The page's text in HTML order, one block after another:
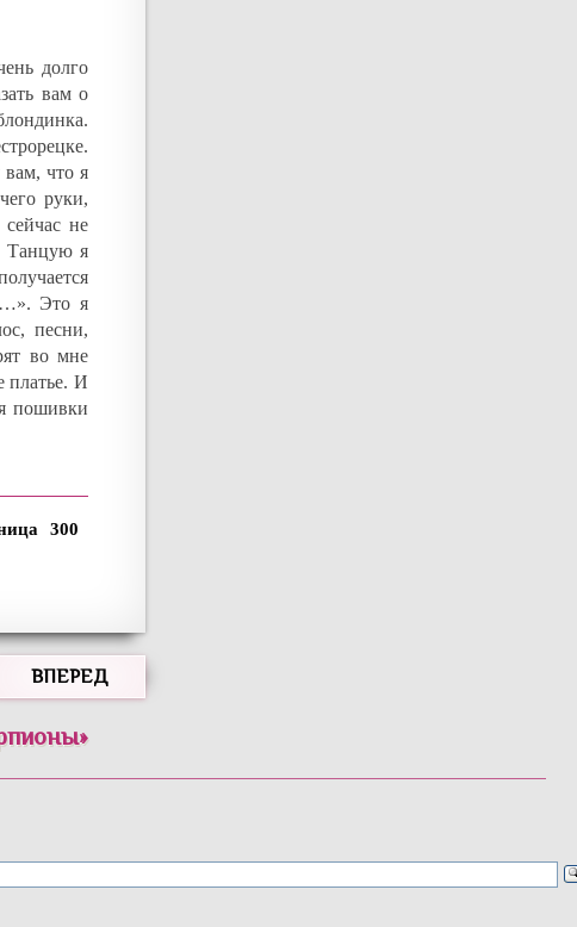
долго
вам о
что я
руки,
не
Танцую я
Это я
песни,
во мне
платье. И
пошивки
300
ВПЕРЕД
»